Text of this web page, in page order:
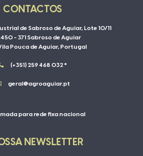
CONTACTOS
de Sabroso de Aguiar, Lote 10/11
- 371 Sabroso de Aguiar
Pouca de Aguiar, Portugal
(+351) 259 468 032 *
geral@agroaguiar.pt
para rede fixa nacional
NEWSLETTER